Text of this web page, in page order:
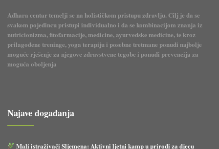
Adhara centar temelji se na holističkom pristupu zdravlju. Cilj je da se
svakom pojedincu pristupi individualno i da se kombinacijom znanja iz
nutricionizma, fitofarmacije, medicine, ayurvedske medicine, te kroz
prilagođene treninge, yoga terapiju i posebne tretmane ponudi najbolje
moguće rješenje za njegove zdravstvene tegobe i ponudi prevencija za
moguća oboljenja
Najave događanja
Mali istraživači Sljemena: Aktivni ljetni kamp u prirodi za djecu